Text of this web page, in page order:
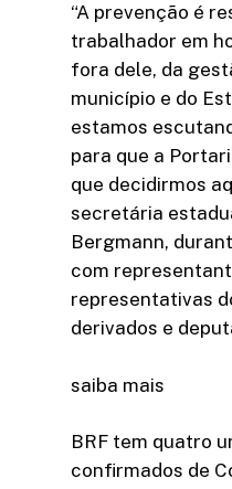
“A prevenção é
trabalhador em
fora dele, da
município e do
estamos
para que a
que decidirmos
secretária
Bergmann,
com
representativas
derivados e
saiba mais
BRF tem quatro
confirmados de